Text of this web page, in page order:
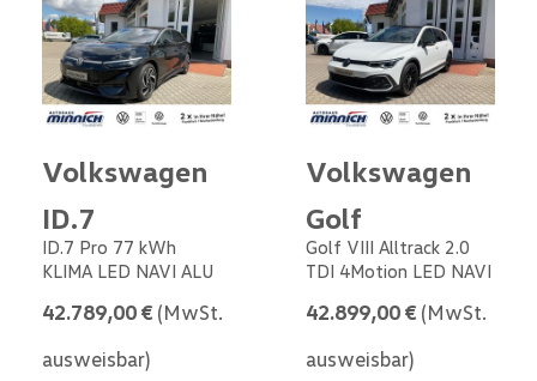
Volkswagen
ID.7
ID.7 Pro 77 kWh
KLIMA LED NAVI ALU
42.789,00 € (MwSt.
ausweisbar)
Volkswagen
Golf
Golf VIII Alltrack 2.0
TDI 4Motion LED NAVI
42.899,00 € (MwSt.
ausweisbar)